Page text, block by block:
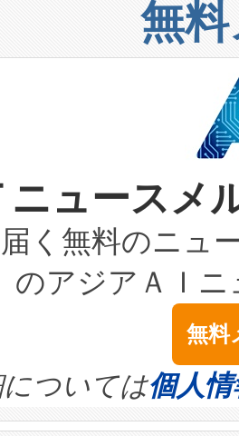
用化段階におけ
び立ち上げ調整
のバイオ
品について、自
能性もあります
～4億ドルかか
者（CEO）であ
fully-connected
れば、6,000万
効率性は、フェ
きな負担をかけ
軽減という課題
速にし、ピーク
用可能な電力容
貢献します。こ
契約（SLA）違
劣化によるダウ
ータセンターが
provides a
for AI
ensure battery
、1,000メート
を切り替えるこ
などの細かな対
ポットにより、
豊かなディテー
範囲を検出
ーザーを搭載。
を実現すること
モードでは、
検出でき、これ
無
ニュース
く無料のニュ
のアジアＡＩ
無料
ついては個人